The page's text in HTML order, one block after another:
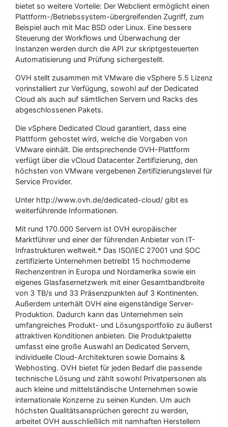
bietet so weitere Vorteile: Der Webclient ermöglicht einen
Plattform-/Betriebssystem-übergreifenden Zugriff, zum
Beispiel auch mit Mac BSD oder Linux. Eine bessere
Steuerung der Workflows und Überwachung der
Instanzen werden durch die API zur skriptgesteuerten
Automatisierung und Prüfung sichergestellt.
OVH stellt zusammen mit VMware die vSphere 5.5 Lizenz
vorinstalliert zur Verfügung, sowohl auf der Dedicated
Cloud als auch auf sämtlichen Servern und Racks des
abgeschlossenen Pakets.
Die vSphere Dedicated Cloud garantiert, dass eine
Plattform gehostet wird, welche die Vorgaben von
VMware einhält. Die entsprechende OVH-Plattform
verfügt über die vCloud Datacenter Zertifizierung, den
höchsten von VMware vergebenen Zertifizierungslevel für
Service Provider.
Unter http://www.ovh.de/dedicated-cloud/ gibt es
weiterführende Informationen.
Mit rund 170.000 Servern ist OVH europäischer
Marktführer und einer der führenden Anbieter von IT-
Infrastrukturen weltweit.* Das ISO/IEC 27001 und SOC
zertifizierte Unternehmen betreibt 15 hochmoderne
Rechenzentren in Europa und Nordamerika sowie ein
eigenes Glasfasernetzwerk mit einer Gesamtbandbreite
von 3 TB/s und 33 Präsenzpunkten auf 3 Kontinenten.
Außerdem unterhält OVH eine eigenständige Server-
Produktion. Dadurch kann das Unternehmen sein
umfangreiches Produkt- und Lösungsportfolio zu äußerst
attraktiven Konditionen anbieten. Die Produktpalette
umfasst eine große Auswahl an Dedicated Servern,
individuelle Cloud-Architekturen sowie Domains &
Webhosting. OVH bietet für jeden Bedarf die passende
technische Lösung und zählt sowohl Privatpersonen als
auch kleine und mittelständische Unternehmen sowie
internationale Konzerne zu seinen Kunden. Um auch
höchsten Qualitätsansprüchen gerecht zu werden,
arbeitet OVH ausschließlich mit namhaften Herstellern